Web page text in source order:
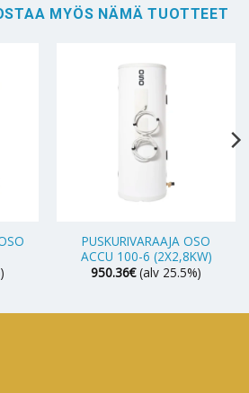
MYÖS NÄMÄ TUOTTEET
PUSKURIVARAAJA OSO
ACCU 100-6 (2X2,8KW)
950.36€ (alv 25.5%)